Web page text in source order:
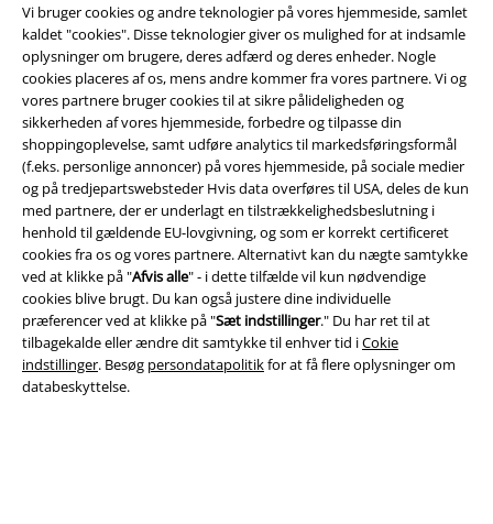
Vi bruger cookies og andre teknologier på vores hjemmeside, samlet
kaldet "cookies". Disse teknologier giver os mulighed for at indsamle
oplysninger om brugere, deres adfærd og deres enheder. Nogle
cookies placeres af os, mens andre kommer fra vores partnere. Vi og
vores partnere bruger cookies til at sikre pålideligheden og
sikkerheden af ​​vores hjemmeside, forbedre og tilpasse din
shoppingoplevelse, samt udføre analytics til markedsføringsformål
(f.eks. personlige annoncer) på vores hjemmeside, på sociale medier
og på tredjepartswebsteder Hvis data overføres til USA, deles de kun
med partnere, der er underlagt en tilstrækkelighedsbeslutning i
henhold til gældende EU-lovgivning, og som er korrekt certificeret
cookies fra os og vores partnere. Alternativt kan du nægte samtykke
ved at klikke på "Afvis alle" - i dette tilfælde vil kun nødvendige
cookies blive brugt. Du kan også justere dine individuelle
præferencer ved at klikke på "Sæt indstillinger." Du har ret til at
tilbagekalde eller ændre dit samtykke til enhver tid iCokie
indstillinger. Besøg persondatapolitikfor at få flere oplysninger om
databeskyttelse.
Juridisk
Salgs-, medlems- & leveringsbetingelser
Om EMP Danmark
Persondatapolitik
Bortskaffelse af affald og miljøbeskyttelse
Overensstemmelseserklæring
Oplysninger om tilgængelighed